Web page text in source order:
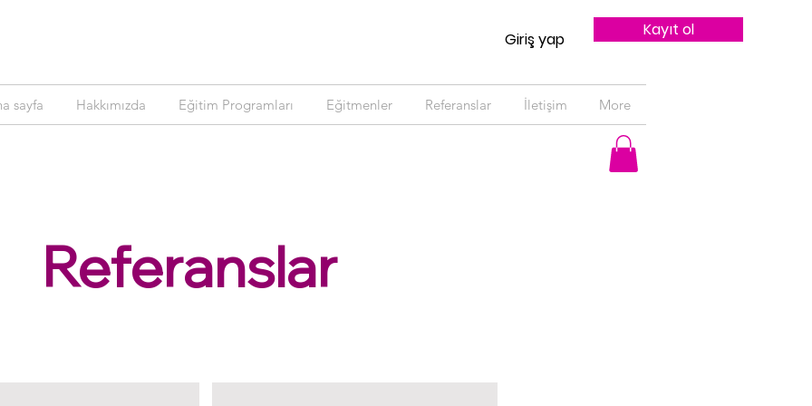
Giriş yap Kayıt ol
sayfa Hakkımızda Eğitim Programları Eğitmenler Referanslar İletişim More
Referanslar